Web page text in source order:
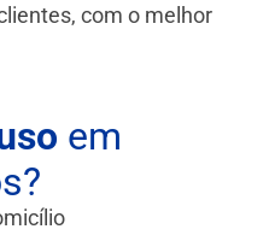
com o melhor
em